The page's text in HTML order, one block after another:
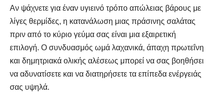
Αν ψάχνετε για έναν υγιεινό τρόπο απώλειας βάρους με
λίγες θερμίδες, η κατανάλωση μιας πράσινης σαλάτας
πριν από το κύριο γεύμα σας είναι μια εξαιρετική
επιλογή. Ο συνδυασμός ωμά λαχανικά, άπαχη πρωτεΐνη
και δημητριακά ολικής αλέσεως μπορεί να σας βοηθήσει
να αδυνατίσετε και να διατηρήσετε τα επίπεδα ενέργειάς
σας υψηλά.